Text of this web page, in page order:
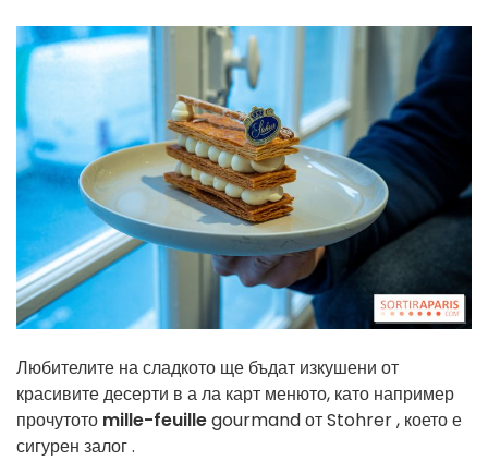
Любителите на сладкото ще бъдат изкушени от
красивите десерти в а ла карт менюто, като например
прочутото mille-feuillegourmandот Stohrer, коетое
сигурен залог.